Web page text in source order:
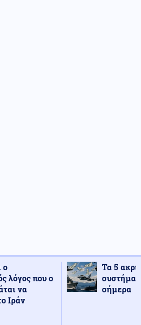
ο
λόγος που ο
να
Ιράν
Τα 5
σήμερα